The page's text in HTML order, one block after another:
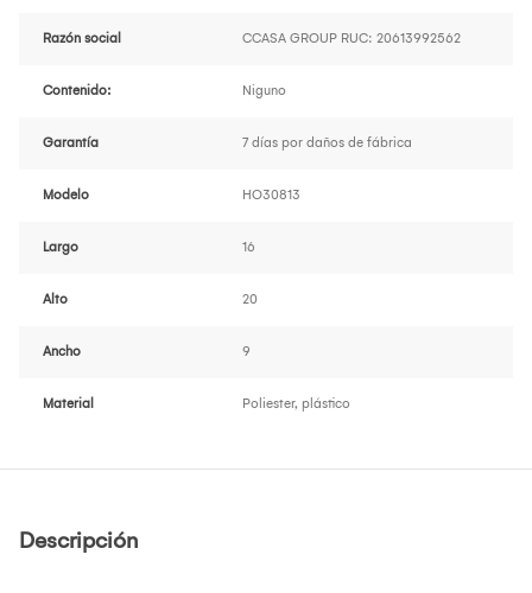
Razón social CCASA GROUP RUC: 20613992562
Contenido: Niguno
Garantía 7 días por daños de fábrica
Modelo HO30813
Largo 16
Alto 20
Ancho 9
Material Poliester, plástico
Descripción